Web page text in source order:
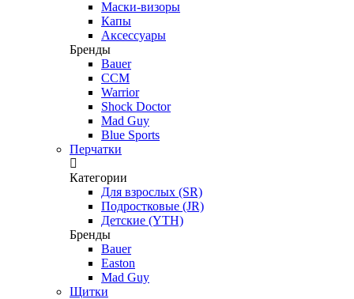
Маски-визоры
Капы
Аксессуары
Бренды
Bauer
CCM
Warrior
Shock Doctor
Mad Guy
Blue Sports
Перчатки
Категории
Для взрослых (SR)
Подростковые (JR)
Детские (YTH)
Бренды
Bauer
Easton
Mad Guy
Щитки